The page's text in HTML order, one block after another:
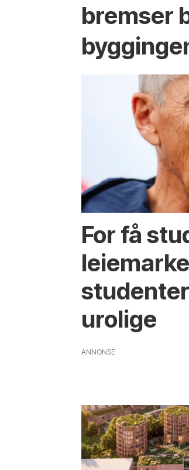
bremser
For få
urolige
ANNONSE